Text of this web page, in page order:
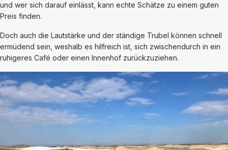
und wer sich darauf einlässt, kann echte Schätze zu einem guten
Preis finden.
Doch auch die Lautstärke und der ständige Trubel können schnell
ermüdend sein, weshalb es hilfreich ist, sich zwischendurch in ein
ruhigeres Café oder einen Innenhof zurückzuziehen.